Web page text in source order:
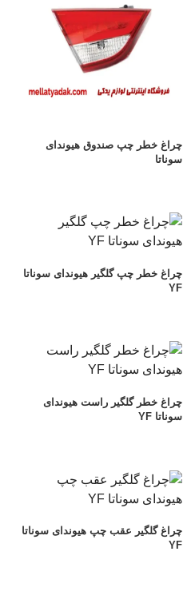
چراغ خطر چپ صندوق هیوندای
سوناتا
چراغ خطر چپ گلگیر هیوندای سوناتا
YF
چراغ خطر گلگیر راست هیوندای
سوناتا YF
چراغ گلگیر عقب چپ هیوندای سوناتا
YF